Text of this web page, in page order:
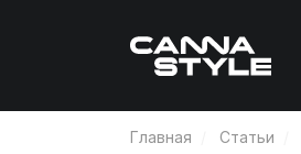
Главная Статьи